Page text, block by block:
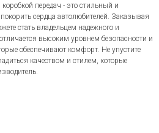
передач - это стильный и
сердца автолюбителей. Заказывая
стать владельцем надежного и
высоким уровнем безопасности и
обеспечивают комфорт. Не упустите
качеством и стилем, которые